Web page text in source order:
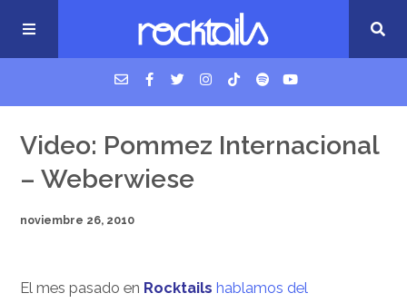
USM Podcast
Cigarrillos en la cama
Video: Pommez Internacional
– Weberwiese
noviembre 26, 2010
El mes pasado en Rocktails hablamos del